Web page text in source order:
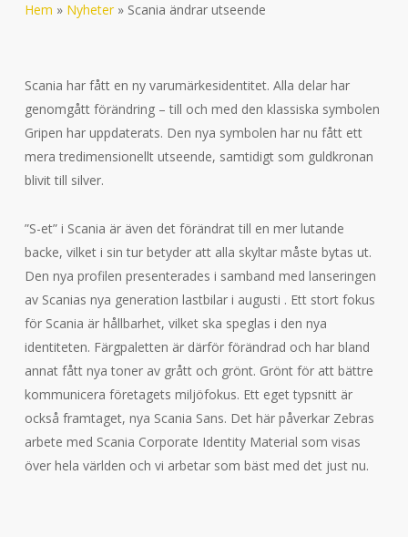
Hem » Nyheter» Scania ändrar utseende
Scania har fått en ny varumärkesidentitet. Alla delar har
genomgått förändring – till och med den klassiska symbolen
Gripen har uppdaterats. Den nya symbolen har nu fått ett
mera tredimensionellt utseende, samtidigt som guldkronan
blivit till silver.
”S-et” i Scania är även det förändrat till en mer lutande
backe, vilket i sin tur betyder att alla skyltar måste bytas ut.
Den nya profilen presenterades i samband med lanseringen
av Scanias nya generation lastbilar i augusti . Ett stort fokus
för Scania är hållbarhet, vilket ska speglas i den nya
identiteten. Färgpaletten är därför förändrad och har bland
annat fått nya toner av grått och grönt. Grönt för att bättre
kommunicera företagets miljöfokus. Ett eget typsnitt är
också framtaget, nya Scania Sans. Det här påverkar Zebras
arbete med Scania Corporate Identity Material som visas
över hela världen och vi arbetar som bäst med det just nu.